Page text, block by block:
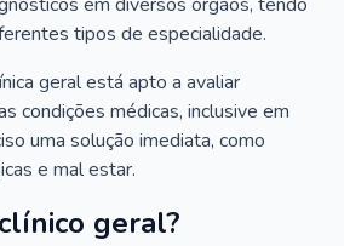
tipos de especialidade.
geral está apto a avaliar
condições médicas, inclusive em
uma solução imediata, como
e mal estar.
geral?